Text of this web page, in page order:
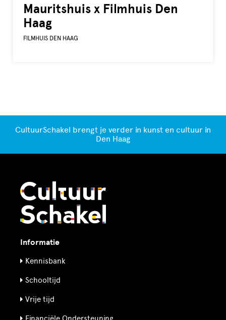
Mauritshuis x Filmhuis Den
Haag
FILMHUIS DEN HAAG
CultuurSchakel brengt je verder in kunst en cultuur in
Den Haag
Informatie
Kennisbank
Schooltijd
Vrije tijd